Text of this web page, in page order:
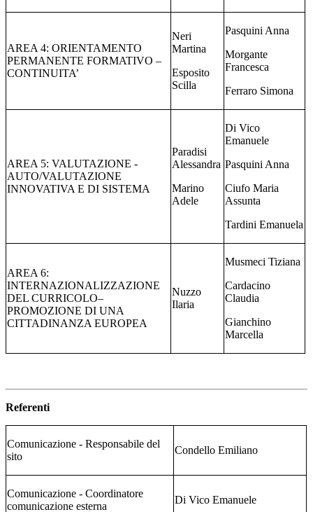
AREA 4: ORIENTAMENTO
PERMANENTE FORMATIVO –
CONTINUITA’
Neri
Martina
Esposito
Scilla
Pasquini Anna
Morgante
Francesca
Ferraro Simona
AREA 5: VALUTAZIONE -
AUTO/VALUTAZIONE
INNOVATIVA E DI SISTEMA
Paradisi
Alessandra
Marino
Adele
Di Vico
Emanuele
Pasquini Anna
Ciufo Maria
Assunta
Tardini Emanuela
AREA 6:
INTERNAZIONALIZZAZIONE
DEL CURRICOLO–
PROMOZIONE DI UNA
CITTADINANZA EUROPEA
Nuzzo
Ilaria
Musmeci Tiziana
Cardacino
Claudia
Gianchino
Marcella
Referenti
Comunicazione - Responsabile del
sito
Condello Emiliano
Comunicazione - Coordinatore
comunicazione esterna
Di Vico Emanuele